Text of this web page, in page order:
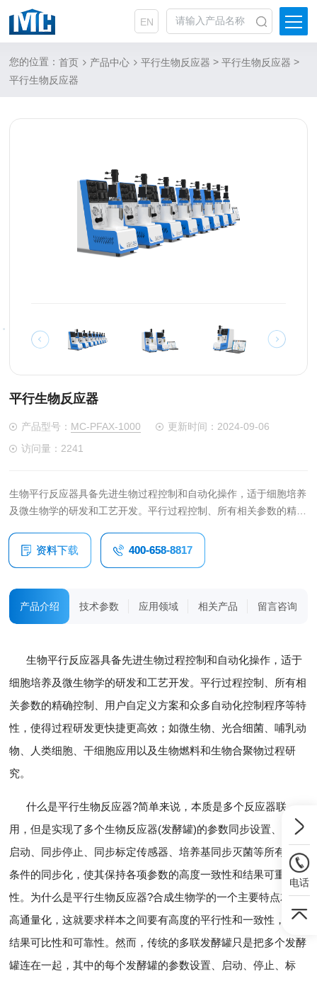
EN
您的位置：首页 产品中心 平行生物反应器 >平行生物反应器 >
平行生物反应器
平行生物反应器
产品型号： MC-PFAX-1000
更新时间：2024-09-06
访问量：2241
生物平行反应器具备先进生物过程控制和自动化操作，适于细胞培养
及微生物学的研发和工艺开发。平行过程控制、所有相关参数的精确
更快捷更高效；如微生物、光合细菌、哺乳动物、人类细胞、干细胞
应用以及生物燃料和生物合聚物过程研究。
资料下载 400-658-8817
产品介绍 技术参数 应用领域 相关产品 留言咨询
生物平行反应器具备先进生物过程控制和自动化操作，适于
细胞培养及微生物学的研发和工艺开发。平行过程控制、所有相
关参数的精确控制、用户自定义方案和众多自动化控制程序等特
性，使得过程研发更快捷更高效；如微生物、光合细菌、哺乳动
物、人类细胞、干细胞应用以及生物燃料和生物合聚物过程研
究。
什么是平行生物反应器?简单来说，本质是多个反应器联
用，但是实现了多个生物反应器(发酵罐)的参数同步设置、同步
启动、同步停止、同步标定传感器、培养基同步灭菌等所有操作
条件的同步化，使其保持各项参数的高度一致性和结果可重复
性。为什么是平行生物反应器?合成生物学的一个主要特点就是
高通量化，这就要求样本之间要有高度的平行性和一致性，保证
结果可比性和可靠性。然而，传统的多联发酵罐只是把多个发酵
罐连在一起，其中的每个发酵罐的参数设置、启动、停止、标
电话